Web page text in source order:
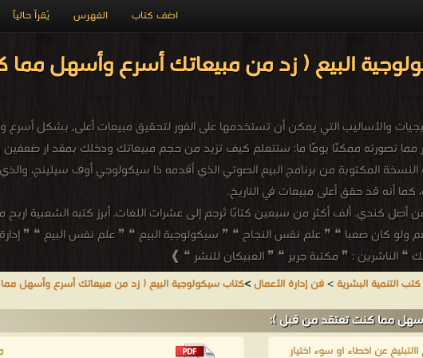
يُقرأ حالياً الفهرس اضف كتاب
البيع ( زد من مبيعاتك أسرع وأسهل
والأساليب التي يمكن أن تستخدمها على الفور لتحقيق مبيعات أعلى, بشكل
مما تصورته ممكنًا يومًا ما: ستتعلم كيف تزيد من حجم مبيعاتك ودخلك بمقد ار
النسخة المكتوبة من برنامج البيع الصوتي الذي أقدمه ذا سيكولوجي أوف سيلينج،
كندي. ألف أكثر من سبعين كتابًا تُرجم إلى عشرات اللغات. أبرز كتبه الشعبية
ولو كان صعبا ❝ ❞ علم نفس النجاح ❝ ❞ سيكولوجية البيع ❝ ❞ علم نفس البيع ❝ ❞
: ❞ مكتبة جرير ❝ ❞ العبيكان للنشر ❝ ❱
التنمية البشرية>فن إدارة الأعمال>كتاب سيكولوجية البيع ( زد من مبيعاتك أسرع وأسهل
مما كنت تعتقد من قبل ):
عن اخطاء او سوء اختيار